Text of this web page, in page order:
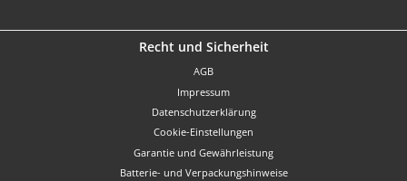
Recht und Sicherheit
AGB
Impressum
Datenschutzerklärung
Cookie-Einstellungen
Garantie und Gewährleistung
Batterie- und Verpackungshinweise